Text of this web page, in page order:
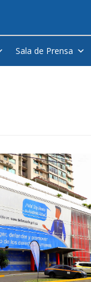
Sala de Prensa